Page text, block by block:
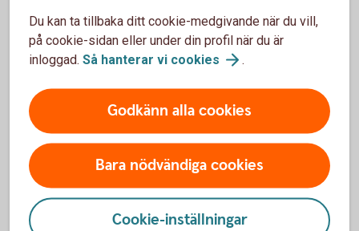
Vanliga frågor och svar om
Vilka kort går att använda med Samsung Pay?
Är det säkert att betala med Samsung Pay?
Du kan ta tillbaka ditt cookie-medgivande när du vill,
på cookie-sidan eller under din profil när du är
inloggad. Så hanterar vi cookies .
Godkänn alla cookies
Bara nödvändiga cookies
Cookie-inställningar